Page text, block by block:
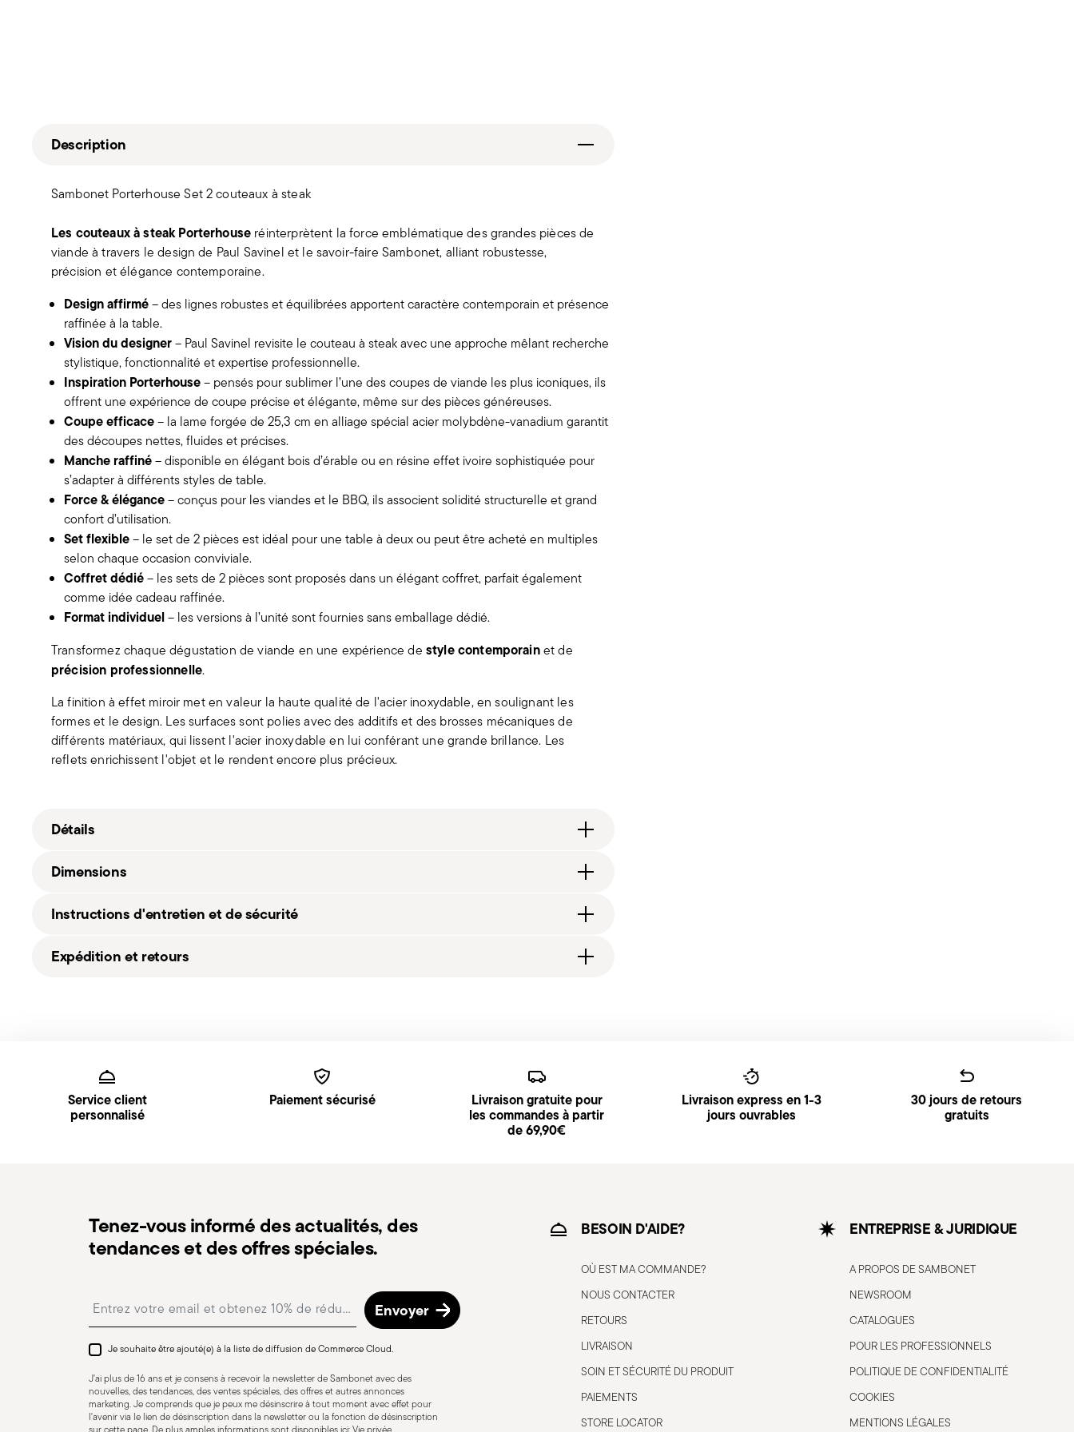
Description
Sambonet Porterhouse Set 2 couteaux à steak
Les couteaux à steak Porterhouse réinterprètent la force emblématique des grandes pièces de
viande à travers le design de Paul Savinel et le savoir-faire Sambonet, alliant robustesse,
précision et élégance contemporaine.
Design affirmé– des lignes robustes et équilibrées apportent caractère contemporain et présence
raffinée à la table.
Vision du designer– Paul Savinel revisite le couteau à steak avec une approche mêlant recherche
stylistique, fonctionnalité et expertise professionnelle.
Inspiration Porterhouse– pensés pour sublimer l’une des coupes de viande les plus iconiques, ils
offrent une expérience de coupe précise et élégante, même sur des pièces généreuses.
Coupe efficace– la lame forgée de 25,3 cm en alliage spécial acier molybdène-vanadium garantit
des découpes nettes, fluides et précises.
Manche raffiné– disponible en élégant bois d’érable ou en résine effet ivoire sophistiquée pour
s’adapter à différents styles de table.
Force & élégance– conçus pour les viandes et le BBQ, ils associent solidité structurelle et grand
confort d’utilisation.
Set flexible– le set de 2 pièces est idéal pour une table à deux ou peut être acheté en multiples
selon chaque occasion conviviale.
Coffret dédié– les sets de 2 pièces sont proposés dans un élégant coffret, parfait également
comme idée cadeau raffinée.
Format individuel– les versions à l’unité sont fournies sans emballage dédié.
Transformez chaque dégustation de viande en une expérience de style contemporainet de
précision professionnelle.
La finition à effet miroir met en valeur la haute qualité de l'acier inoxydable, en soulignant les
formes et le design. Les surfaces sont polies avec des additifs et des brosses mécaniques de
différents matériaux, qui lissent l'acier inoxydable en lui conférant une grande brillance. Les
reflets enrichissent l'objet et le rendent encore plus précieux.
Détails
mirror_dark_wood
8014808073311
Dimensions
510 gr
Instructions d'entretien et de sécurité
Adaptation au lave-vaisselle
CUTLERY - Les couverts doivent être utilisés et manipulés avec soin. Ci-dessous, des indications
pour une utilisation en toute sécurité. Utilisation appropriée: chaque couvert est conçu pour un
Expédition et retours
Suivi de commande :
une fois la commande expédiée, vous recevrez un lien de suivi pour suivre la
livraison.
Point relais: en Italie, la livraison en point relais est disponible et peut être sélectionnée lors du
paiement.
Service client
personnalisé
Paiement sécurisé Livraison gratuite pour
les commandes à partir
de 69,90€
Livraison express en 1-3
jours ouvrables
30 jours de retours
gratuits
Tenez-vous informé des actualités, des
tendances et des offres spéciales.
Envoyer
Je souhaite être ajouté(e) à la liste de diffusion de Commerce Cloud.
J'ai plus de 16 ans et je consens à recevoir la newsletter de Sambonet avec des
nouvelles, des tendances, des ventes spéciales, des offres et autres annonces
marketing. Je comprends que je peux me désinscrire à tout moment avec effet pour
l'avenir via le lien de désinscription dans la newsletter ou la fonction de désinscription
sur cette page. De plus amples informations sont disponibles ici:Vie privée.
BESOIN D'AIDE?
OÙ EST MA COMMANDE?
NOUS CONTACTER
RETOURS
LIVRAISON
SOIN ET SÉCURITÉ DU PRODUIT
PAIEMENTS
STORE LOCATOR
ENTREPRISE & JURIDIQUE
A PROPOS DE SAMBONET
NEWSROOM
CATALOGUES
POUR LES PROFESSIONNELS
POLITIQUE DE CONFIDENTIALITÉ
COOKIES
MENTIONS LÉGALES